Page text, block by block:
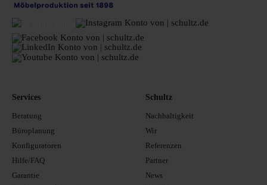
Services
Beratung
Büroplanung
Konfiguratoren
Hilfe/FAQ
Garantie
Schultz
Nachhaltigkeit
Wir
Referenzen
Partner
News